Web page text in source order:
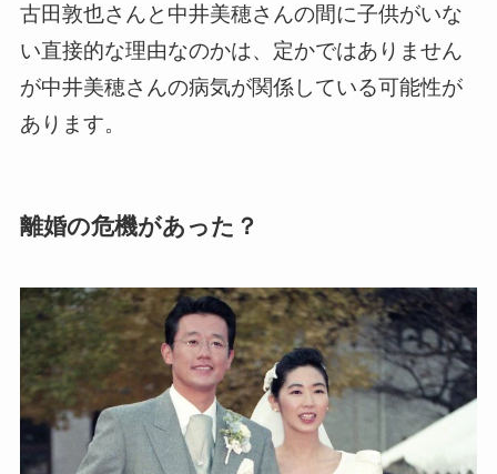
古田敦也さんと中井美穂さんの間に子供がいな
い直接的な理由なのかは、定かではありません
が中井美穂さんの病気が関係している可能性が
あります。
離婚の危機があった？